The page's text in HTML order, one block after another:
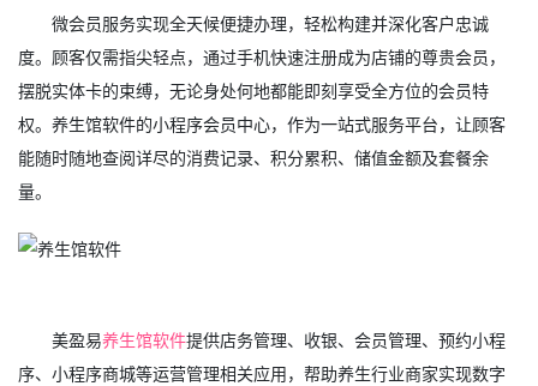
微会员服务实现全天候便捷办理，轻松构建并深化客户忠诚
度。顾客仅需指尖轻点，通过手机快速注册成为店铺的尊贵会员，
摆脱实体卡的束缚，无论身处何地都能即刻享受全方位的会员特
权。养生馆软件的小程序会员中心，作为一站式服务平台，让顾客
能随时随地查阅详尽的消费记录、积分累积、储值金额及套餐余
量。
美盈易养生馆软件提供店务管理、收银、会员管理、预约小程
序、小程序商城等运营管理相关应用，帮助养生行业商家实现数字